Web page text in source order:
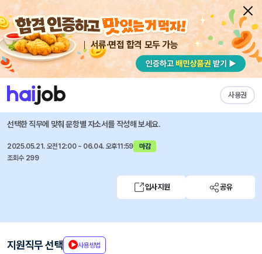
서류·면접 합격 모두 가능
사용권
채용공고 자소서 자유항목 자소서 내 작성목록
한국능률협회컨설팅
2025년 채용전환형 인턴(AA) 채용
선택한 직무에 맞춰 문항별 자소서를 작성해 보세요.
2025.05.21. 오전12:00 ~ 06.04. 오후11:59
마감
조회수 299
입사지원 공유
지원직무 선택 사용방법